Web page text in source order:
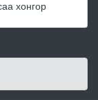
хонгор